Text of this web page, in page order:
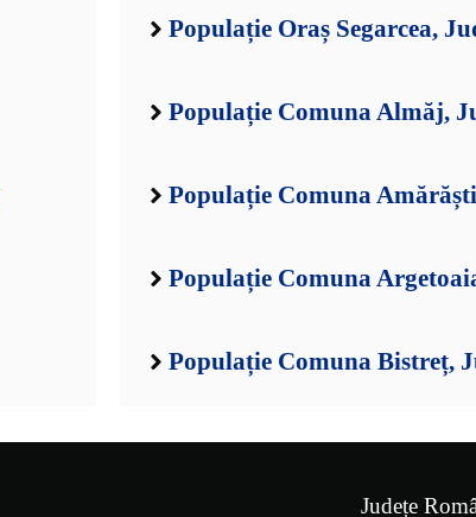
Populație Oraș Segarcea,
Populație Comuna Almăj,
Populație Comuna
Populație Comuna
Populație Comuna Bistreț,
Județe